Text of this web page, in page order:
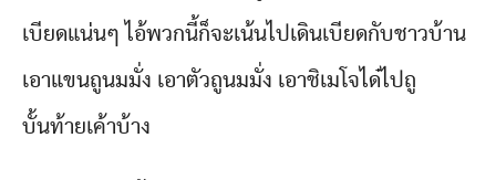
เบียดแน่นๆ ไอ้พวกนี้ก็จะเน้นไปเดินเบียดกับชาวบ้าน
เอาแขนถูนมมั่ง เอาตัวถูนมมั่ง เอาชิเมโจได๋ไปถู
บั้นท้ายเค้าบ้าง